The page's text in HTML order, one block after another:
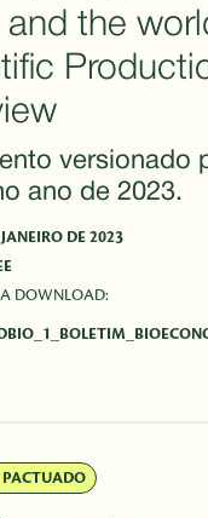
and the
versionado
ano de 2023.
DE 2023
DOWNLOAD:
PACTUADO